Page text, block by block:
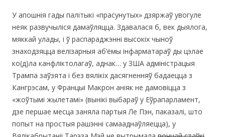
У апошнія гады палітыкі «прасунутых» дзяржаў увогуле
неяк развучыліся дамаўляцца. Здавалася б, век дыялога,
мяккай улады, і ў распараджэнні высокіх чыноў
знаходзяцца велізарныя аб’ёмы інфарматараў ды цэлае
ко(д)ла канфліктолагаў, аднак… у ЗША адміністрацыя
Трампа заўзята і без вялікіх дасягненняў бадаецца з
Кангрэсам, у Францыі Макрон аніяк не дамовіцца з
«жоўтымі жылетамі» (вынікі выбараў у Еўрапарламент,
дзе першае месца заняла партыя Ле Пэн, паказалі, што
попыт на простыя рашэнні самааднаўляецца), у